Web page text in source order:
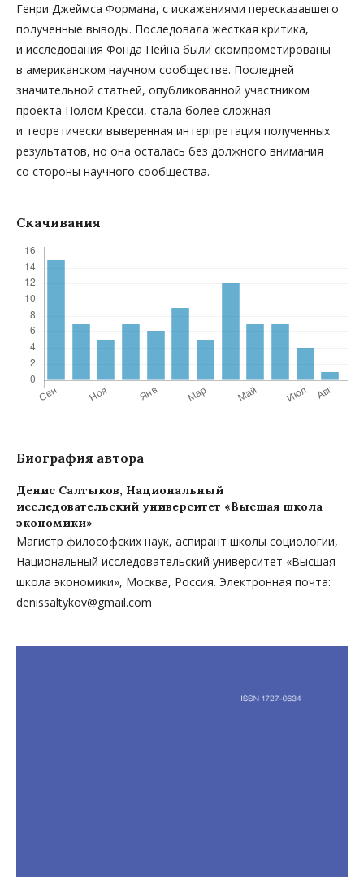
Генри Джеймса Формана, с искажениями пересказавшего
полученные выводы. Последовала жесткая критика,
и исследования Фонда Пейна были скомпрометированы
в американском научном сообществе. Последней
значительной статьей, опубликованной участником
проекта Полом Кресси, стала более сложная
и теоретически выверенная интерпретация полученных
результатов, но она осталась без должного внимания
со стороны научного сообщества.
Скачивания
Биография автора
Денис Салтыков, Национальный
исследовательский университет «Высшая школа
экономики»
Магистр философских наук, аспирант школы социологии,
Национальный исследовательский университет «Высшая
школа экономики», Москва, Россия. Электронная почта:
denissaltykov@gmail.com